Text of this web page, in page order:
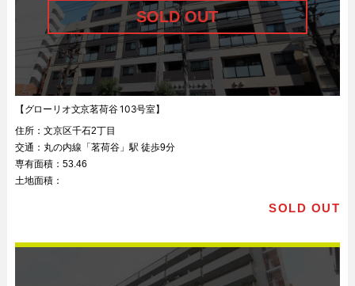
【グローリオ文京茗荷谷 103号室】
住所： 文京区千石2丁目
交通： 丸の内線「茗荷谷」駅 徒歩9分
専有面積： 53.46
土地面積：
SOLD OUT